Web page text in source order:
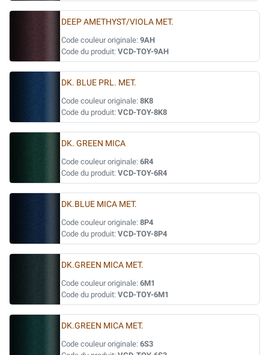
DEEP AMETHYST/VIOLA MET.
Code couleur originale: 9AH
Code du produit: VCD-TOY-9AH
DK. BLUE PRL. MET.
Code couleur originale: 8K8
Code du produit: VCD-TOY-8K8
DK. GREEN MICA
Code couleur originale: 6R4
Code du produit: VCD-TOY-6R4
DK.BLUE MICA MET.
Code couleur originale: 8P4
Code du produit: VCD-TOY-8P4
DK.GREEN MICA MET.
Code couleur originale: 6M1
Code du produit: VCD-TOY-6M1
DK.GREEN MICA MET.
Code couleur originale: 6S3